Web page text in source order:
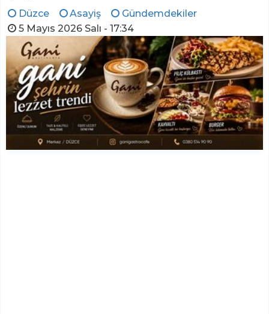
Düzce Asayiş
Gündemdekiler
5 Mayıs 2026 Salı - 17:34